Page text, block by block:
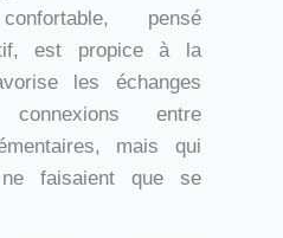
pensé
est propice à la
les échanges
entre
mais qui
ne faisaient que se